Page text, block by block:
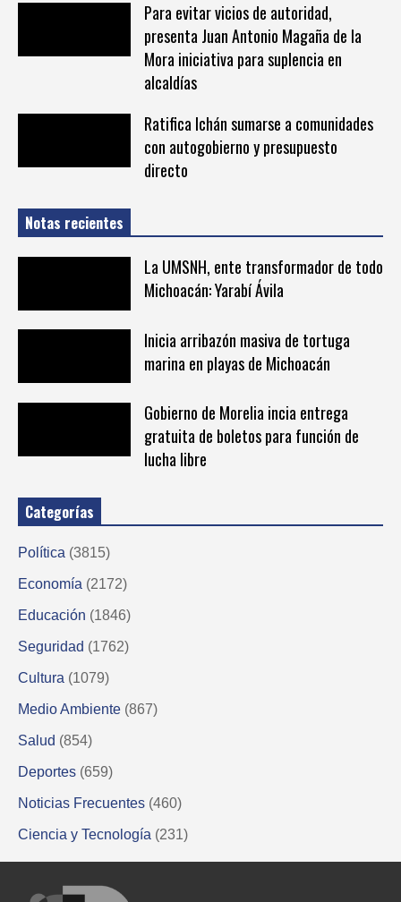
Para evitar vicios de autoridad,
presenta Juan Antonio Magaña de la
Mora iniciativa para suplencia en
alcaldías
Ratifica Ichán sumarse a comunidades
con autogobierno y presupuesto
directo
Notas recientes
La UMSNH, ente transformador de todo
Michoacán: Yarabí Ávila
Inicia arribazón masiva de tortuga
marina en playas de Michoacán
Gobierno de Morelia incia entrega
gratuita de boletos para función de
lucha libre
Categorías
Política (3815)
Economía (2172)
Educación (1846)
Seguridad (1762)
Cultura (1079)
Medio Ambiente (867)
Salud (854)
Deportes (659)
Noticias Frecuentes (460)
Ciencia y Tecnología (231)